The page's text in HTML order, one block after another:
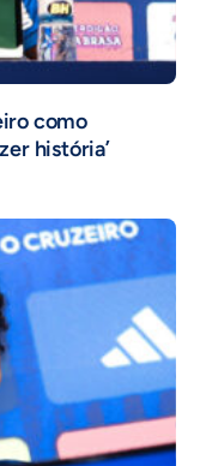
como
história’